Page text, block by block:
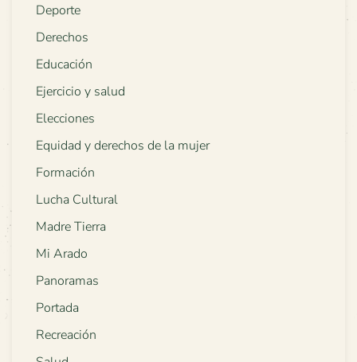
Deporte
Derechos
Educación
Ejercicio y salud
Elecciones
Equidad y derechos de la mujer
Formación
Lucha Cultural
Madre Tierra
Mi Arado
Panoramas
Portada
Recreación